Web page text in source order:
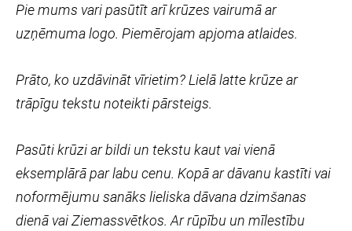
Pie mums vari pasūtīt arī krūzes vairumā ar
uzņēmuma logo. Piemērojam apjoma atlaides.
Prāto, ko uzdāvināt vīrietim? Lielā latte krūze ar
trāpīgu tekstu noteikti pārsteigs.
Pasūti krūzi ar bildi un tekstu kaut vai vienā
eksemplārā par labu cenu. Kopā ar dāvanu kastīti vai
noformējumu sanāks lieliska dāvana dzimšanas
dienā vai Ziemassvētkos. Ar rūpību un mīlestību